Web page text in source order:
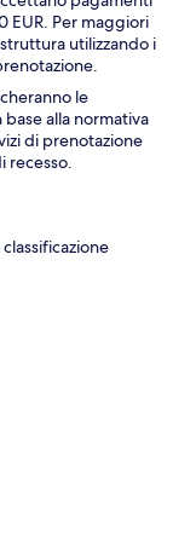
EUR. Per maggiori
utilizzando i
le
alla normativa
di prenotazione
recesso.